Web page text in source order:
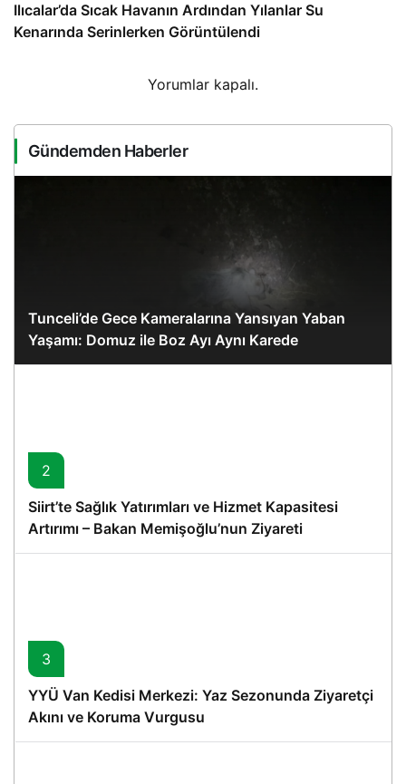
Ilıcalar’da Sıcak Havanın Ardından Yılanlar Su
Kenarında Serinlerken Görüntülendi
Yorumlar kapalı.
Gündemden Haberler
Tunceli’de Gece Kameralarına Yansıyan Yaban
Yaşamı: Domuz ile Boz Ayı Aynı Karede
2
Siirt’te Sağlık Yatırımları ve Hizmet Kapasitesi
Artırımı – Bakan Memişoğlu’nun Ziyareti
3
YYÜ Van Kedisi Merkezi: Yaz Sezonunda Ziyaretçi
Akını ve Koruma Vurgusu